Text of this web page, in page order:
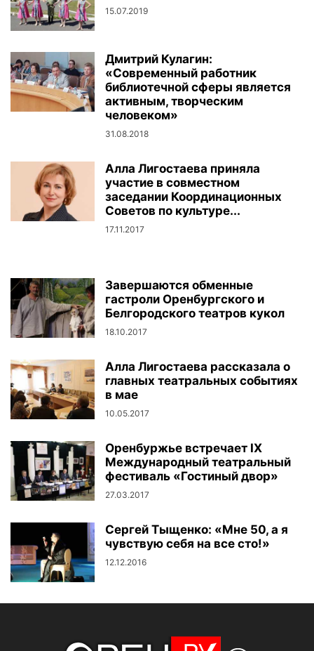
15.07.2019
Дмитрий Кулагин:
«Современный работник
библиотечной сферы является
активным, творческим
человеком»
31.08.2018
Алла Лигостаева приняла
участие в совместном
заседании Координационных
Советов по культуре...
17.11.2017
Завершаются обменные
гастроли Оренбургского и
Белгородского театров кукол
18.10.2017
Алла Лигостаева рассказала о
главных театральных событиях
в мае
10.05.2017
Оренбуржье встречает IX
Международный театральный
фестиваль «Гостиный двор»
27.03.2017
Сергей Тыщенко: «Мне 50, а я
чувствую себя на все сто!»
12.12.2016